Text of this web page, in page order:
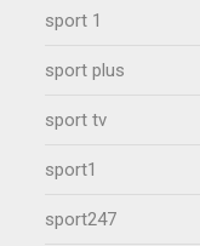
sport 1
sport plus
sport tv
sport1
sport247